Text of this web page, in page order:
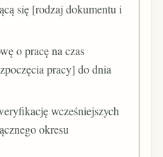
się [rodzaj dokumentu i
o pracę na czas
pracy] do dnia
wcześniejszych
okresu